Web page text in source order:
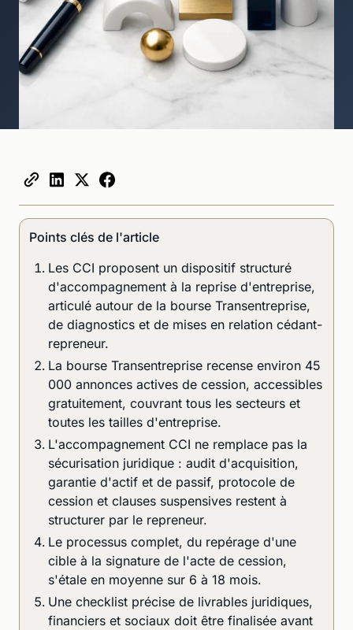
Points clés de l'article
Les CCI proposent un dispositif structuré
d'accompagnement à la reprise d'entreprise,
articulé autour de la bourse Transentreprise,
de diagnostics et de mises en relation cédant-
repreneur.
La bourse Transentreprise recense environ 45
000 annonces actives de cession, accessibles
gratuitement, couvrant tous les secteurs et
toutes les tailles d'entreprise.
L'accompagnement CCI ne remplace pas la
sécurisation juridique : audit d'acquisition,
garantie d'actif et de passif, protocole de
cession et clauses suspensives restent à
structurer par le repreneur.
Le processus complet, du repérage d'une
cible à la signature de l'acte de cession,
s'étale en moyenne sur 6 à 18 mois.
Une checklist précise de livrables juridiques,
financiers et sociaux doit être finalisée avant